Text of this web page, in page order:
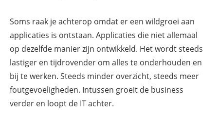
Soms raak je achterop omdat er een wildgroei aan
applicaties is ontstaan. Applicaties die niet allemaal
op dezelfde manier zijn ontwikkeld. Het wordt steeds
lastiger en tijdrovender om alles te onderhouden en
bij te werken. Steeds minder overzicht, steeds meer
foutgevoeligheden. Intussen groeit de business
verder en loopt de IT achter.